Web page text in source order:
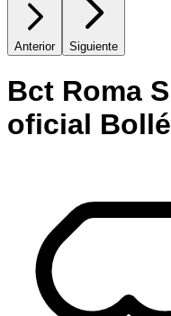
Anterior Siguiente
Bct Roma
oficial Bollé